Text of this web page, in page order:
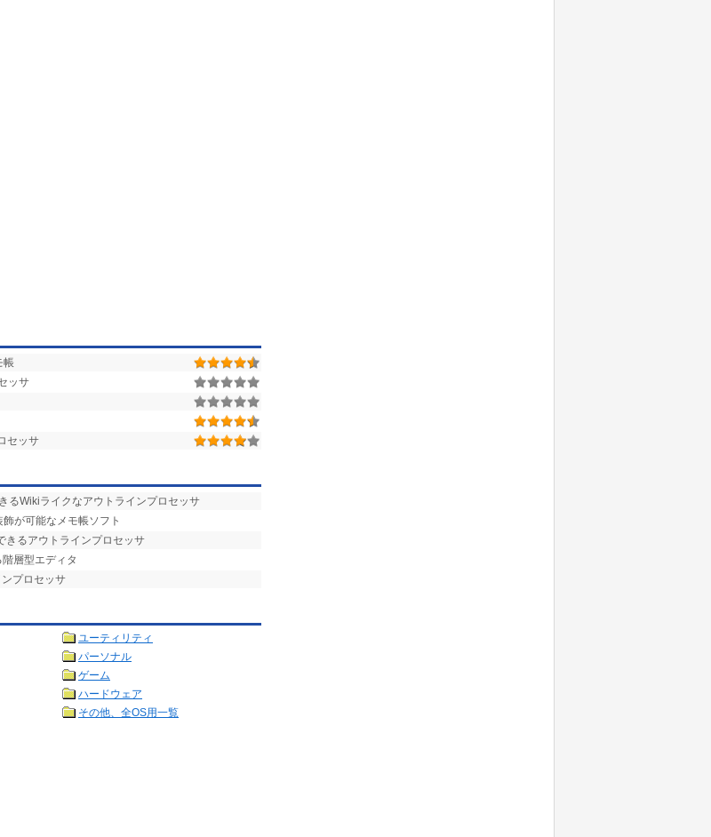
帳
ッサ
セッサ
るWikiライクなアウトラインプロセッサ
が可能なメモ帳ソフト
きるアウトラインプロセッサ
層型エディタ
プロセッサ
ユーティリティ
パーソナル
ゲーム
ハードウェア
その他、全OS用一覧